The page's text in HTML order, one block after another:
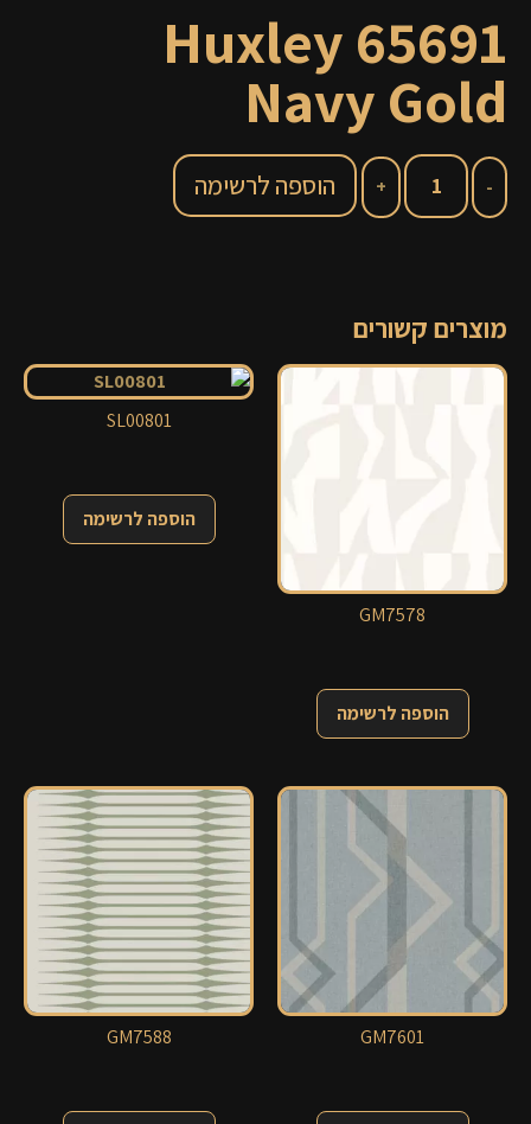
65691 Huxley
Navy Gold
הוספה לרשימה
מוצרים קשורים
GM7578
הוספה לרשימה
SL00801
הוספה לרשימה
GM7601
GM7588